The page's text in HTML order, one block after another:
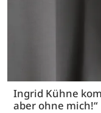
Ingrid Kühne
aber ohne mich!“